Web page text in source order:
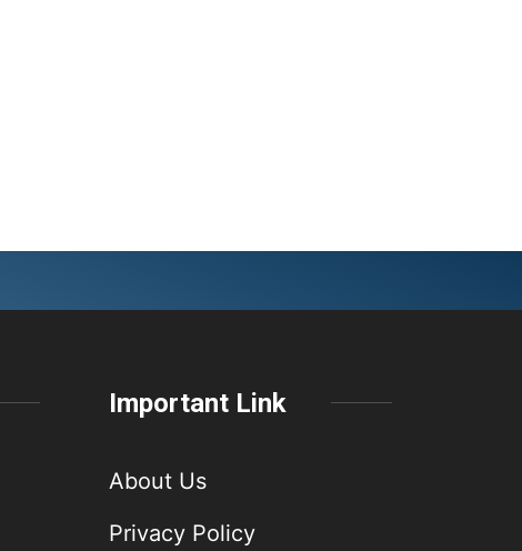
Important Link
About Us
Privacy Policy